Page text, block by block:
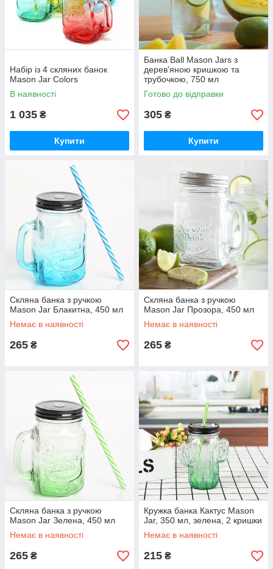
Набір із 4 скляних банок
Mason Jar Colors
В наявності
1 035 ₴
Купити
Банка Ball Mason Jars з
дерев'яною кришкою та
трубочкою, 750 мл
Готово до відправки
305 ₴
Купити
Скляна банка з ручкою
Mason Jar Блакитна, 450 мл
Немає в наявності
265 ₴
Скляна банка з ручкою
Mason Jar Прозора, 450 мл
Немає в наявності
265 ₴
Скляна банка з ручкою
Mason Jar Зелена, 450 мл
Немає в наявності
265 ₴
Кружка банка Кактус Mason
Jar, 350 мл, зелена, 2 кришки
Немає в наявності
215 ₴